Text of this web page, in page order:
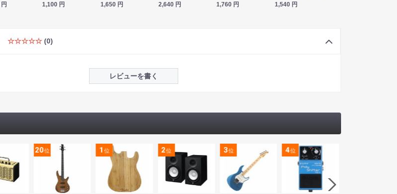
円
1,100 円
1,650 円
2,640 円
1,760 円
1,540 円
☆☆☆☆☆ (0)
レビューを書く
20位 1位 2位 3位 4位